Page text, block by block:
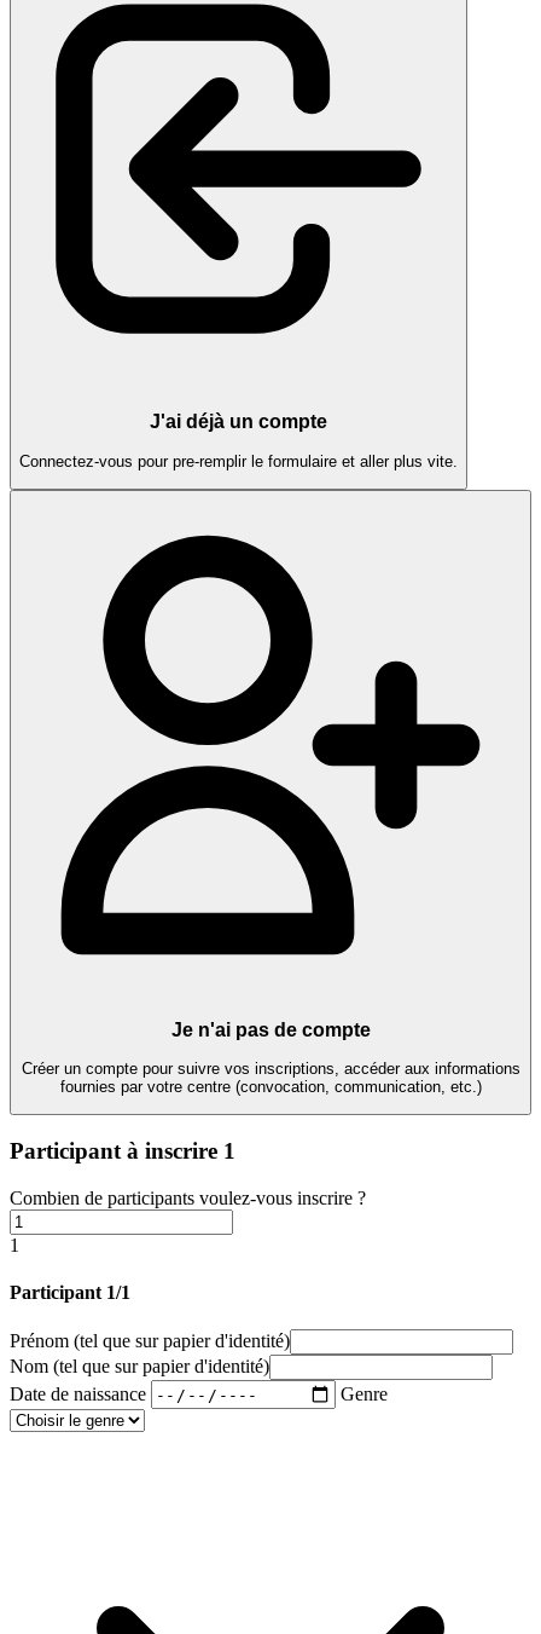
J'ai déjà un compte
Connectez-vous pour pre-remplir le formulaire et aller plus vite.
Je n'ai pas de compte
Créer un compte pour suivre vos inscriptions, accéder aux informations
fournies par votre centre (convocation, communication, etc.)
Participant à inscrire 1
Combien de participants voulez-vous inscrire ?
1
Participant 1/1
Prénom (tel que sur papier d'identité)
Nom (tel que sur papier d'identité)
Date de naissance
Genre